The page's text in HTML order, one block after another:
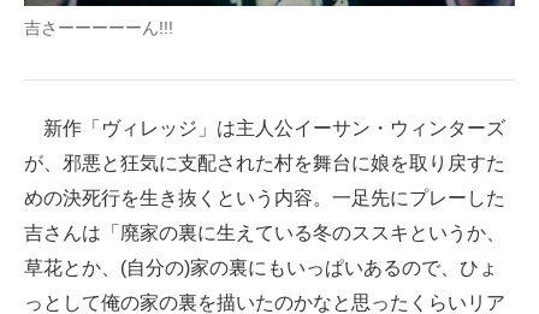
吉さーーーーーん!!!
新作「ヴィレッジ」は主人公イーサン・ウィンターズ
が、邪悪と狂気に支配された村を舞台に娘を取り戻すた
めの決死行を生き抜くという内容。一足先にプレーした
吉さんは「廃家の裏に生えている冬のススキというか、
草花とか、(自分の)家の裏にもいっぱいあるので、ひょ
っとして俺の家の裏を描いたのかなと思ったくらいリア